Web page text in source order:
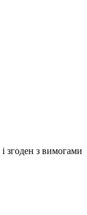
і згоден з вимогами